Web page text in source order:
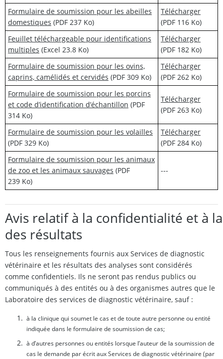
Formulaire de soumission pour les abeilles
domestiques (PDF 237 Ko)
Télécharger
(PDF 116 Ko)
Feuillet téléchargeable pour identifications
multiples (Excel 23.8 Ko)
Télécharger
(PDF 182 Ko)
Formulaire de soumission pour les ovins,
caprins, camélidés et cervidés (PDF 309 Ko)
Télécharger
(PDF 262 Ko)
Formulaire de soumission pour les porcins
et code d’identification d’échantillon (PDF
314 Ko)
Télécharger
(PDF 263 Ko)
Formulaire de soumission pour les volailles
(PDF 329 Ko)
Télécharger
(PDF 284 Ko)
Formulaire de soumission pour les animaux
de zoo et les animaux sauvages (PDF
239 Ko)
---
Avis relatif à la confidentialité et à
des résultats
Tous les renseignements fournis aux Services de diagnostic
vétérinaire et les résultats des analyses sont considérés
comme confidentiels. Ils ne seront pas rendus publics ou
communiqués à des entités ou à des organismes autres que le
Laboratoire des services de diagnostic vétérinaire, sauf :
à la clinique qui soumet le cas et de toute autre personne ou entité
indiquée dans le formulaire de soumission de cas;
à d’autres personnes ou entités lorsque l’auteur de la soumission de
cas le demande par écrit aux Services de diagnostic vétérinaire (par